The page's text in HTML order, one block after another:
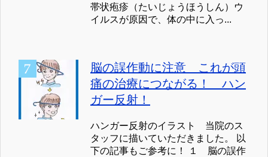
帯状疱疹（たいじょうほうしん）ウ
イルスが原因で、体の中に入っ...
脳の誤作動に注意 これが頭
痛の治療につながる！ ハン
ガー反射！
ハンガー反射のイラスト 当院のス
タッフに描いていただきました。 以
下の記事もご参考に！ １ 脳の誤作